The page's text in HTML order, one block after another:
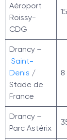
Aéroport
Roissy-
CDG
Drancy –
Saint-
Denis /
Stade de
France
8
Drancy –
Parc Astérix